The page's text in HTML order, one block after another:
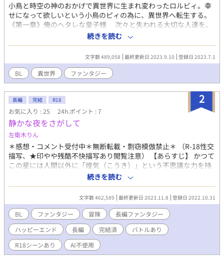
小鳥と時空の神のおかげで異世界に生まれ変わったロルビィ。幸
せになって欲しいという小鳥のピィの為に、異世界へ転生する。
《第一章》俺のヘタレな皇子様 次々と失われる大切な人達を、
愛する人を取り戻し、次こそ約束を守る為にロルビィは神の力を
行使する。 《第二章》俺のイジワルな皇子様 やり直しを始めた
ロルビィだが、前回と流れが違う状況に迷いながらも、ひたすら
にユキト殿下を守りたいと願う。 《第二章》俺の愛しい皇子様
※長編ファンタジー物書いてみたくて始めましたが、第一章10万
字で収めようと思ってたのに倍かかりました。 第二章81話ま
で。 第三章で終了。95話まであります。 読んで頂き有難う御
座います。エールやお気に入りを付けて頂き、大変嬉しく思いま
す。
続きを読む
文字数 489,058 最終更新日 2023.9.10 登録日 2023.7.1
BL 異世界 ファンタジー
2
長編 完結 R18
お気に入り : 25 24h.ポイント : 7
静かな夜をさがして
左衛木りん
＊感想・コメント受付中＊無断転載・剽窃模倣禁止＊ （R-18性交
描写、★印やや残酷不快描写あり閲覧注意） 【あらすじ】 かつて
この星には人間以外に「煌気（こうき）」という不思議な力を持
つ「原礎（げんそ）」と呼ばれる者たちが住んでいた。彼らの使
命は自然の移り変わりを見守り、大地に生じた傷や病を癒し、そ
の緩やかな進化と人間社会の発展との調和を保つこと。原礎たち
は「星養い」という長旅を繰り返し、その力は山の頂から海の波
打ち際まで、土、樹木、草花、田畑、風や雨や雪、川の流れと、
人間が行き交い暮らす範囲に普く及んだ。ただひとつ、人間だけ
に与えられた特別な力を除いてーー。 この星で最も多くの原礎た
ちが集まり暮らす一大集団居住地「大森林」。植物のうち草葉を
司る「瑞葉（みずは）」の一員でありながら、微弱な力しか持た
続きを読む
文字数 462,589 最終更新日 2023.11.8 登録日 2022.10.31
BL ファンタジー 冒険
長編ファンタジー
ハッピーエンド
長編 完結済
バトルあり
R18シーンあり
AI不使用